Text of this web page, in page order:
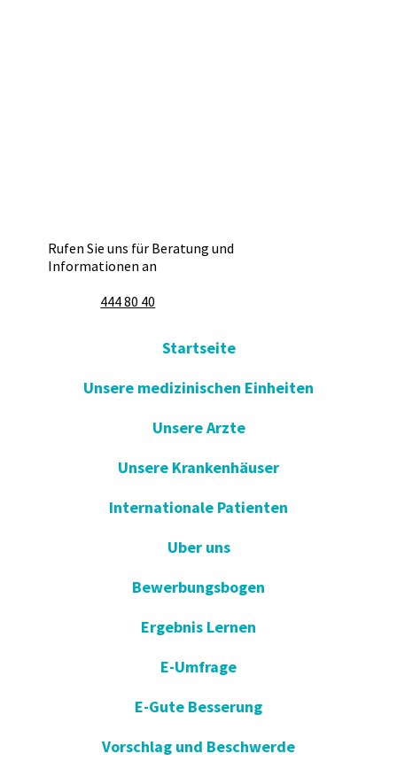
Rufen Sie uns für Beratung und
Informationen an
444 80 40
Startseite
Unsere medizinischen Einheiten
Unsere Arzte
Unsere Krankenhäuser
Internationale Patienten
Uber uns
Bewerbungsbogen
Ergebnis Lernen
E-Umfrage
E-Gute Besserung
Vorschlag und Beschwerde